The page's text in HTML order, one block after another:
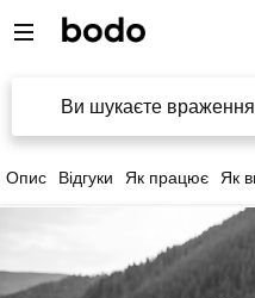
Ви шукаєте
Опис Відгуки Як працює Як